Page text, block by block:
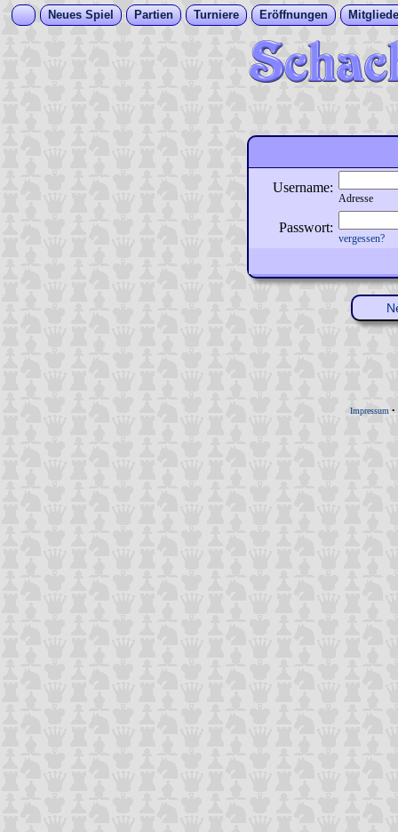
Neues Spiel Partien Turniere Eröffnungen
Username:
Adresse
Passwort:
vergessen?
Impressum •